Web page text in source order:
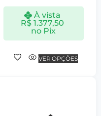
À vista
R$ 1.377,50
no Pix
VER OPÇÕES